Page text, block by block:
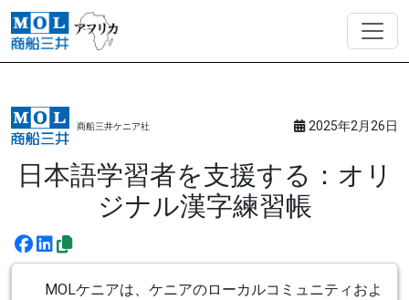
商船三井ケニア社 2025年2月26日
日本語学習者を支援する：オリ
ジナル漢字練習帳
MOLケニアは、ケニアのローカルコミュニティおよ